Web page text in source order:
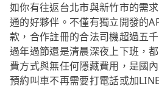
如你有往返台北市與新竹市的需
通的好夥伴。不僅有獨立開發的
款，合作註冊的合法司機超過五
過年過節還是清晨深夜上下班，
費方式與無任何隱藏費用，是國
預約叫車不再需要打電話或加